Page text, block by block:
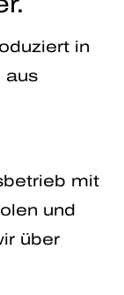
in
aus
mit
und
über